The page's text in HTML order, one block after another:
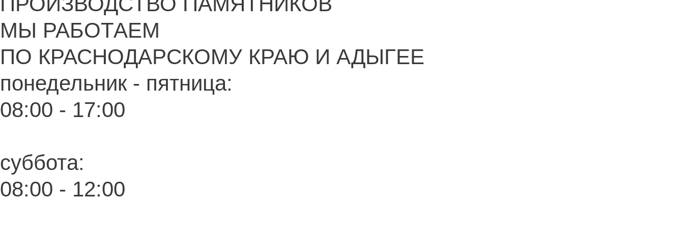
МЫ РАБОТАЕМ
ПО КРАСНОДАРСКОМУ КРАЮ И АДЫГЕЕ
понедельник - пятница:
08:00 - 17:00
суббота:
08:00 - 12:00